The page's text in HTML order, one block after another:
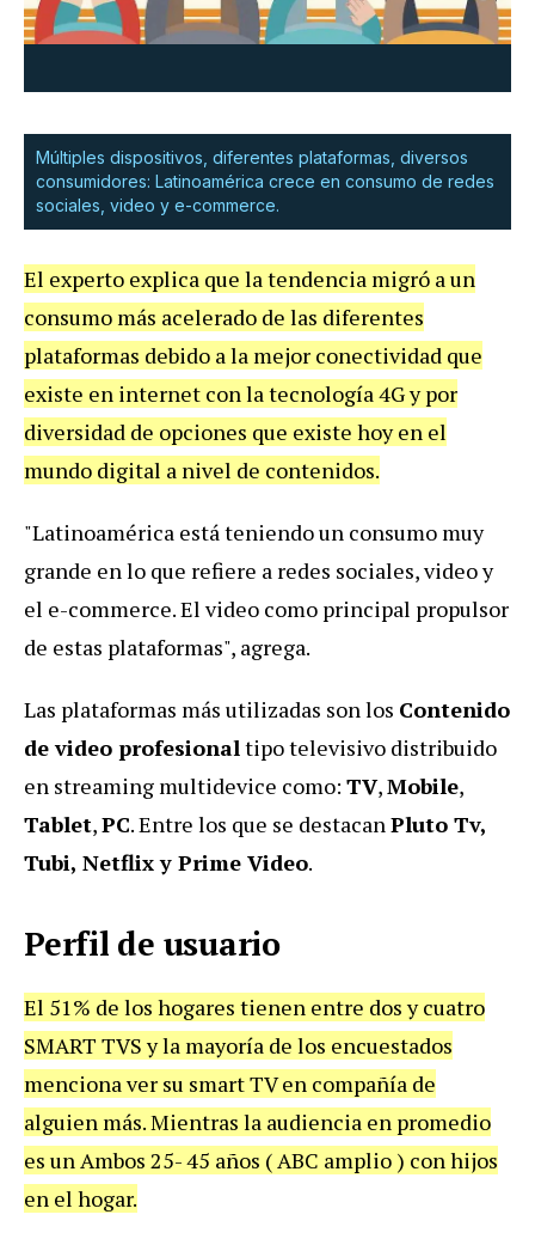
Múltiples dispositivos, diferentes plataformas, diversos
consumidores: Latinoamérica crece en consumo de redes
sociales, video y e-commerce.
El experto explica que la tendencia migró a un
consumo más acelerado de las diferentes
plataformas debido a la mejor conectividad que
existe en internet con la tecnología 4G y por
diversidad de opciones que existe hoy en el
mundo digital a nivel de contenidos.
"Latinoamérica está teniendo un consumo muy
grande en lo que refiere a redes sociales, video y
el e-commerce. El video como principal propulsor
de estas plataformas", agrega.
Las plataformas más utilizadas son los Contenido
de video profesionaltipo televisivo distribuido
en streaming multidevice como: TV,Mobile,
Tablet,PC. Entre los que se destacanPluto Tv,
Tubi, Netflix y Prime Video.
Perfil de usuario
El 51% de los hogares tienen entre dos y cuatro
SMART TVS y la mayoría de los encuestados
menciona ver su smart TV en compañía de
alguien más. Mientras la audiencia en promedio
es un Ambos 25- 45 años ( ABC amplio ) con hijos
en el hogar.